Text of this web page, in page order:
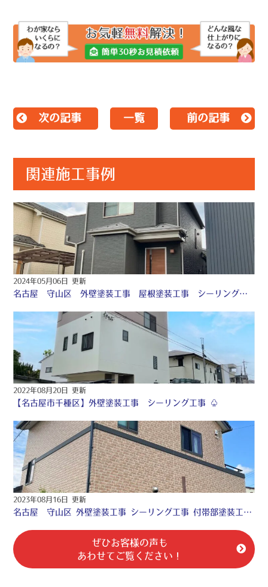
次の記事 一覧 前の記事
関連施工事例
2024年05月06日 更新
名古屋 守山区 外壁塗装工事 屋根塗装工事 シーリング工事 付帯部塗装工事 防水工事 ♧
2022年08月20日 更新
【名古屋市千種区】外壁塗装工事 シーリング工事 ♧
2023年08月16日 更新
名古屋 守山区 外壁塗装工事 シーリング工事 付帯部塗装工事 防水工事 ♢
ぜひお客様の声も
あわせてご覧ください！